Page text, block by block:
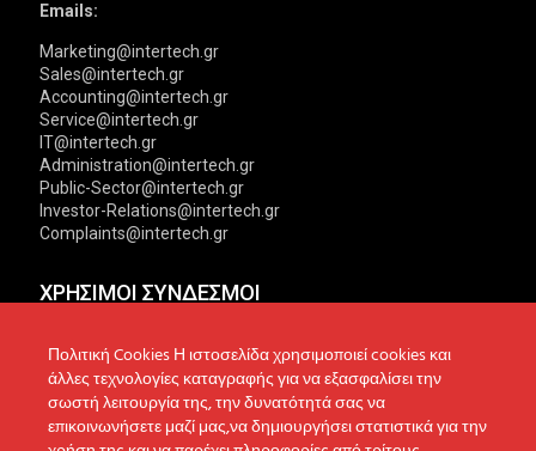
Emails:
Marketing@intertech.gr
Sales@intertech.gr
Accounting@intertech.gr
Service@intertech.gr
IT@intertech.gr
Administration@intertech.gr
Public-Sector@intertech.gr
Investor-Relations@intertech.gr
Complaints@intertech.gr
ΧΡΗΣΙΜΟΙ ΣΥΝΔΕΣΜΟΙ
Αντιπροσωπείες
Δίκτυο συνεργατών
Τεχνική υποστήριξη
Πολιτική Απορρήτου
Πολιτική Cookies
Πολιτική Προστασίας
Πολιτική Cookies Η ιστοσελίδα χρησιμοποιεί cookies και
άλλες τεχνολογίες καταγραφής για να εξασφαλίσει την
σωστή λειτουργία της, την δυνατότητά σας να
επικοινωνήσετε μαζί μας,να δημιουργήσει στατιστικά για την